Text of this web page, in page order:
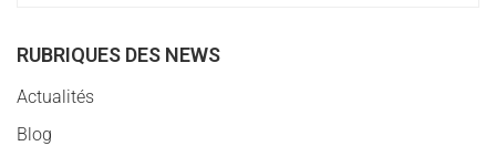
RUBRIQUES DES NEWS
Actualités
Blog